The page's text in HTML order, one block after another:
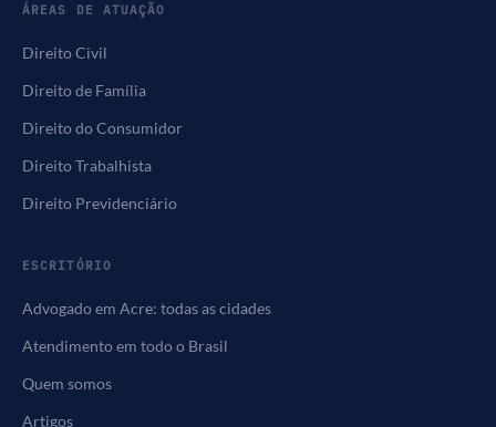
ÁREAS DE ATUAÇÃO
Direito Civil
Direito de Família
Direito do Consumidor
Direito Trabalhista
Direito Previdenciário
ESCRITÓRIO
Advogado em Acre: todas as cidades
Atendimento em todo o Brasil
Quem somos
Artigos